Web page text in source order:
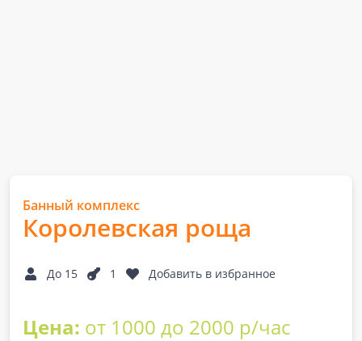
Банный комплекс
Королевская роща
До 15 1 Добавить в избранное
Цена: от 1000 до 2000 р/час